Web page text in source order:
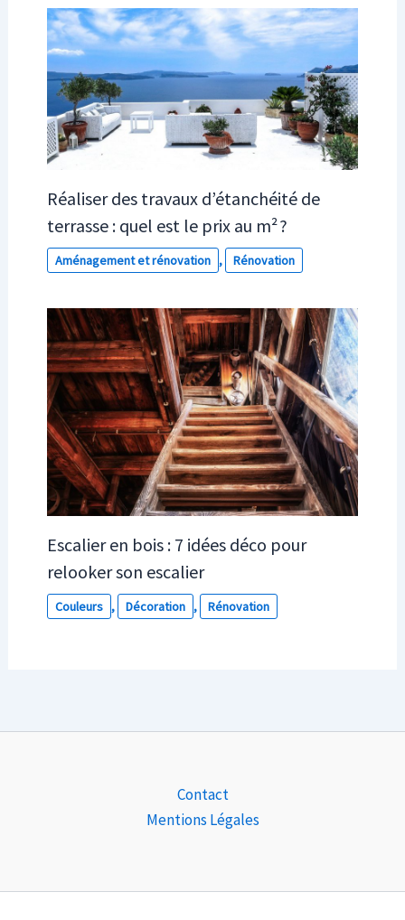
Réaliser des travaux d’étanchéité de
terrasse : quel est le prix au m² ?
Aménagement et rénovation , Rénovation
Escalier en bois : 7 idées déco pour
relooker son escalier
Couleurs , Décoration , Rénovation
Contact
Mentions Légales